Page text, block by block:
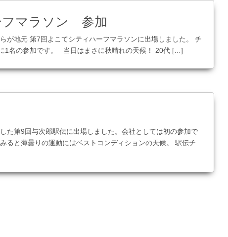
フマラソン 参加
が地元 第7回よこてシティハーフマラソンに出場しました。 チ
1名の参加です。 当日はまさに秋晴れの天候！ 20代 […]
た第9回与次郎駅伝に出場しました。会社としては初の参加で
ると薄曇りの運動にはベストコンディションの天候。 駅伝チ